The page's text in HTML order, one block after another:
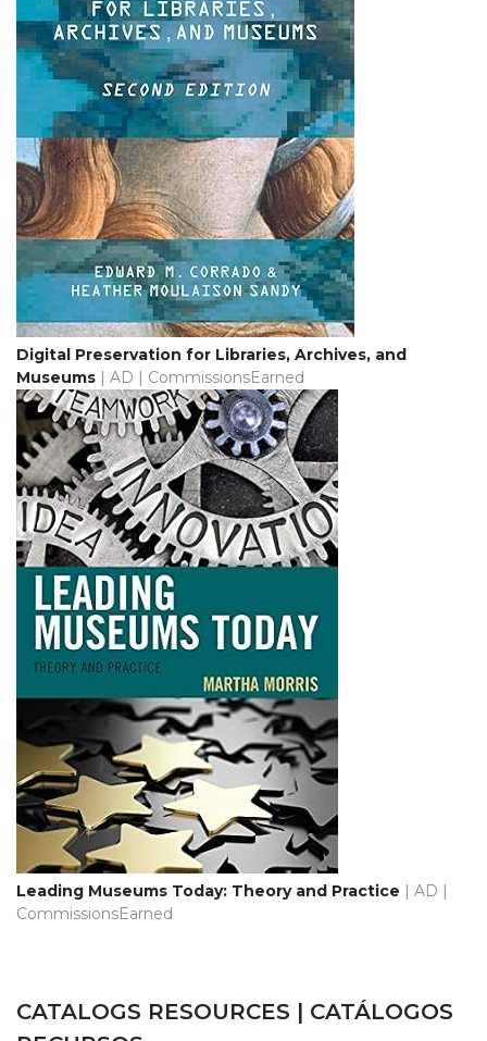
Digital Preservation for Libraries, Archives, and
Museums | AD | CommissionsEarned
Leading Museums Today: Theory and Practice | AD |
CommissionsEarned
CATALOGS RESOURCES | CATÁLOGOS